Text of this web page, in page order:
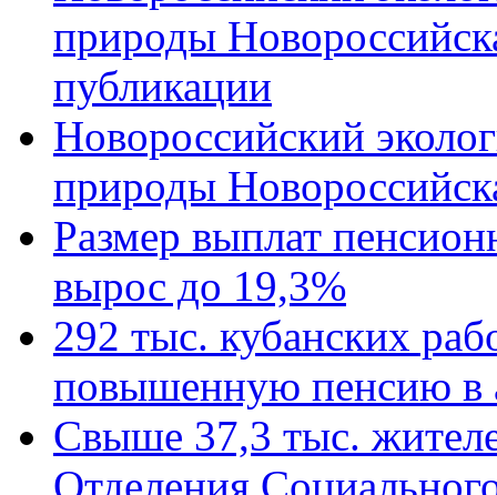
природы
публикации
Новороссийский
природы
Размер выплат
вырос до 19,3%
292 тыс. кубанских
повышенную пенсию в
Свыше 37,3 тыс.
Отделения